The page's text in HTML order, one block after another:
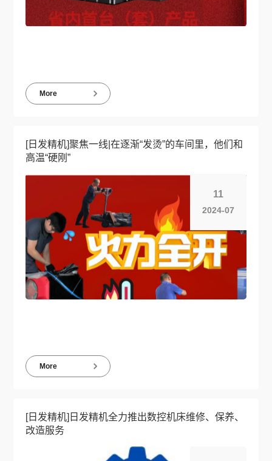
More
[日发精机]聚焦一线|在逐渐“发烫”的车间里，他们和
高温“硬刚”
11
2024-07
More
[日发精机]日发精机全力推出数控机床维修、保养、
改造服务